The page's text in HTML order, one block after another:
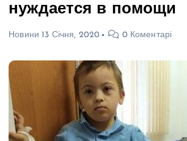
нуждается в помощи
Новини 13 Січня, 2020 0 Коментарі